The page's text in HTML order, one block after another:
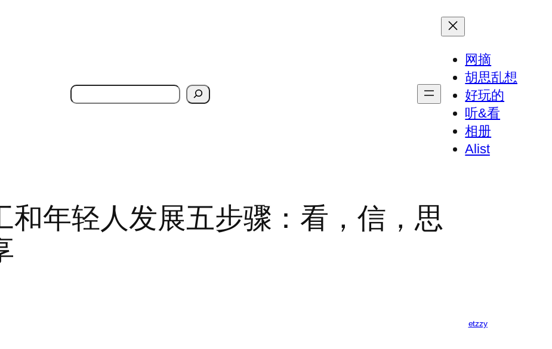
搜
网摘
胡思乱想
好玩的
听&看
相册
Alist
和年轻人发展五步骤：看，信，思
etzzy